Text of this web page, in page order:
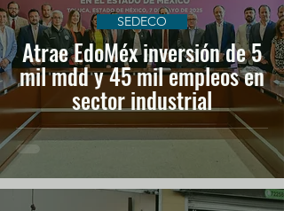
Atrae EdoMéx inversión de 5
mil mdd y 45 mil empleos en
sector industrial
SEDECO